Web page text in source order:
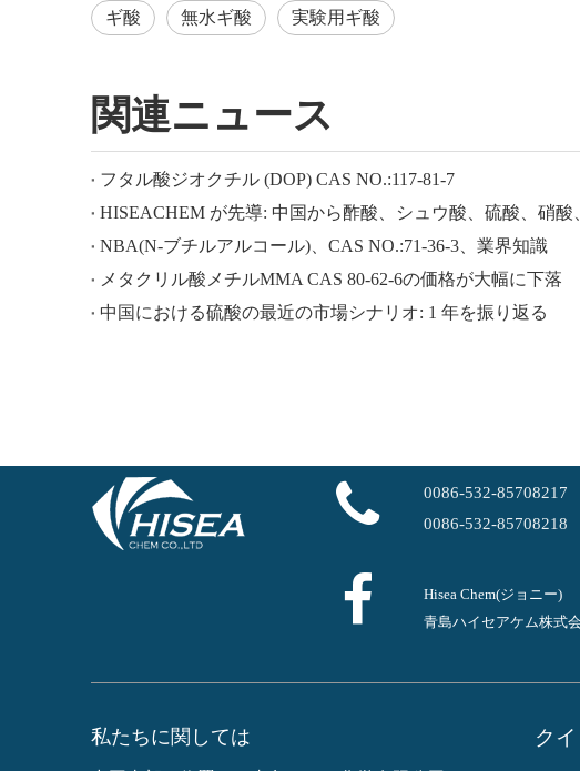
ギ酸 無水ギ酸 実験用ギ酸
関連ニュース
フタル酸ジオクチル (DOP) CAS NO.:117-81-7
NBA(N-ブチルアルコール)、CAS NO.:71-36-3、業界知識
メタクリル酸メチルMMA CAS 80-62-6の価格が大幅に下落
中国における硫酸の最近の市場シナリオ: 1 年を振り返る
0086-532-85708217
0086-532-85708218
Hisea Chem(ジョニー)
青島ハイセアケム株式
私たちに関しては ク